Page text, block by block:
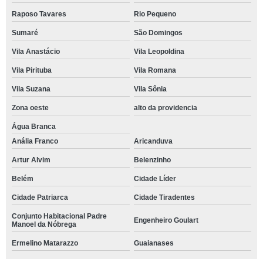
Raposo Tavares Rio Pequeno
Sumaré São Domingos
Vila Anastácio Vila Leopoldina
Vila Pirituba Vila Romana
Vila Suzana Vila Sônia
Zona oeste alto da providencia
Água Branca
Anália Franco
Aricanduva
Artur Alvim Belenzinho
Belém Cidade Líder
Cidade Patriarca Cidade Tiradentes
Conjunto Habitacional Padre
Manoel da Nóbrega
Engenheiro Goulart
Ermelino Matarazzo Guaianases